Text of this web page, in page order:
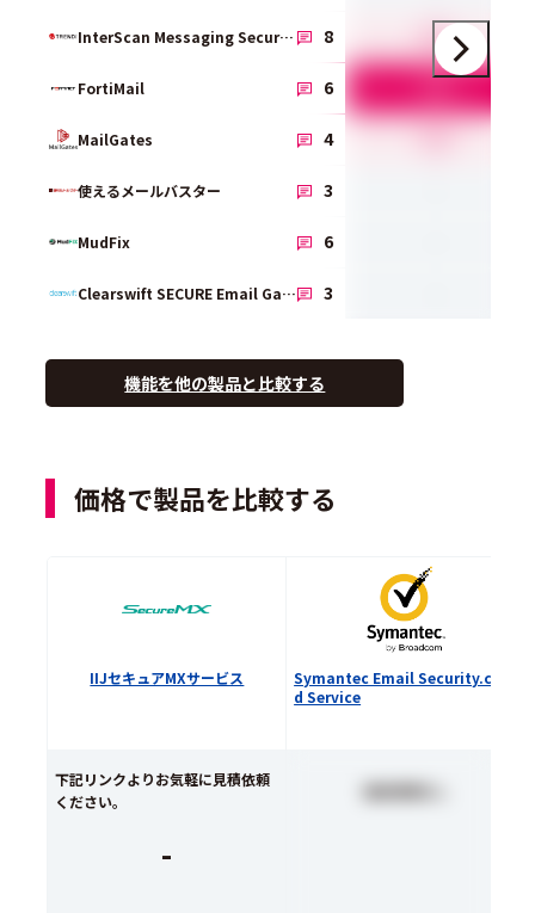
InterScan Messaging Security 8 4.0
FortiMail 6 5.0
MailGates 4 4.3
使えるメールバスター 3
MudFix 6
Clearswift SECURE Email Gateway 3
機能を他の製品と比較する
価格で製品を比較する
IIJセキュアMXサービス
下記リンクよりお気軽に見積依頼
ください。
-
Symantec Email Security.clou
d Service